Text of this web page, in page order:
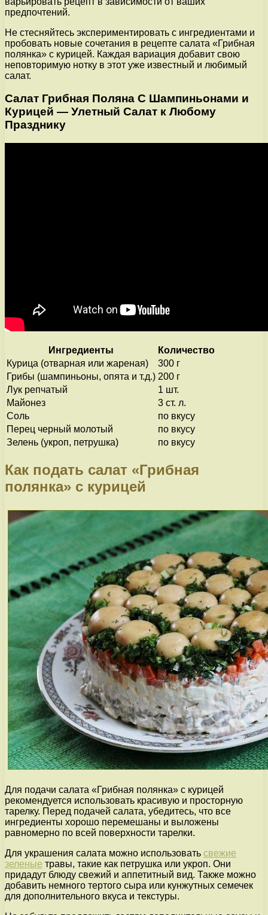
предпочтений.
Не стесняйтесь экспериментировать с ингредиентами и
пробовать новые сочетания в рецепте салата «Грибная
полянка» с курицей. Каждая вариация добавит свою
неповторимую нотку в этот уже известный и любимый
салат.
Салат Грибная Поляна С Шампиньонами и
Курицей — Улетный Салат к Любому
Празднику
Ингредиенты
Количество
Курица (отварная или жареная)
300 г
Грибы (шампиньоны, опята и т.д.) 200 г
Лук репчатый
1 шт.
Майонез
3 ст. л.
Соль
по вкусу
Перец черный молотый
по вкусу
Зелень (укроп, петрушка)
по вкусу
Как подать салат «Грибная
полянка» с курицей
Для подачи салата «Грибная полянка» с курицей
рекомендуется использовать красивую и просторную
тарелку. Перед подачей салата, убедитесь, что все
ингредиенты хорошо перемешаны и выложены
равномерно по всей поверхности тарелки.
Для украшения салата можно использовать свежие
зеленые травы, такие как петрушка или укроп. Они
придадут блюду свежий и аппетитный вид. Также можно
добавить немного тертого сыра или кунжутных семечек
для дополнительного вкуса и текстуры.